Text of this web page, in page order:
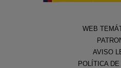
WEB
AVISO
POLÍTICA